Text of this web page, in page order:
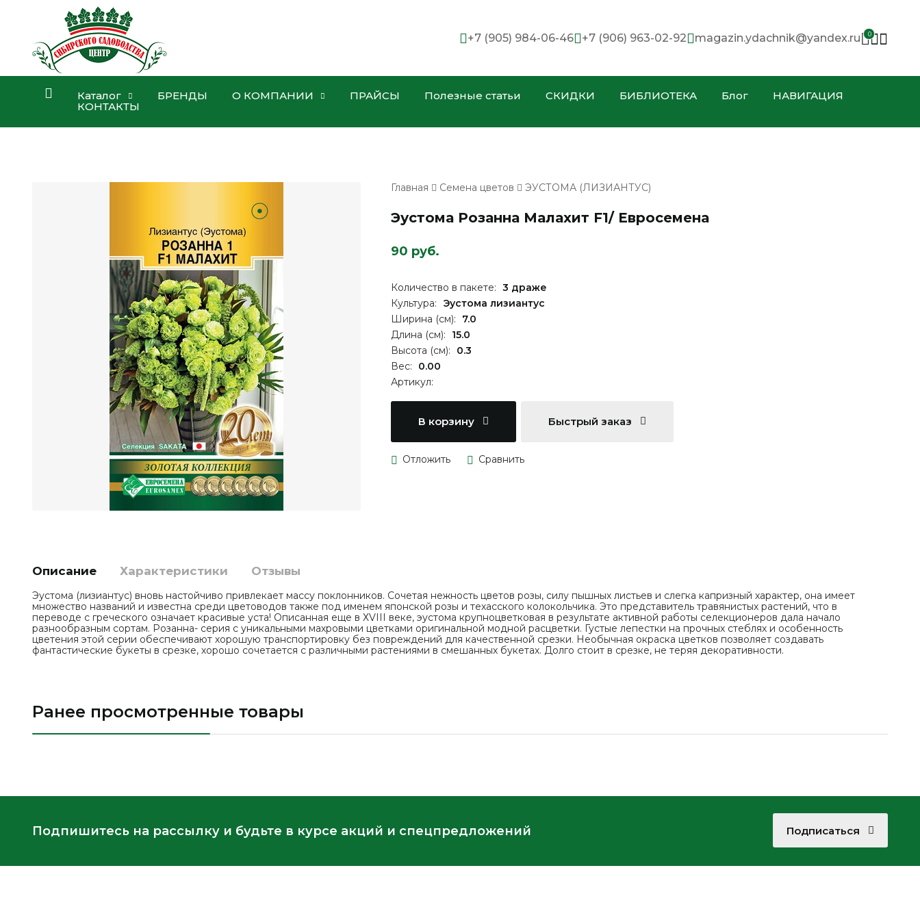
+7 (905) 984-06-46 +7 (906) 963-02-92 magazin.ydachnik@yandex.ru 0
Каталог БРЕНДЫ О КОМПАНИИ ПРАЙСЫ Полезные статьи СКИДКИ БИБЛИОТЕКА Блог
НАВИГАЦИЯ
КОНТАКТЫ
Главная Семена цветов ЭУСТОМА (ЛИЗИАНТУС)
Эустома Розанна Малахит F1/ Евросемена
90 руб.
Количество в пакете: 3 драже
Культура:
Эустома лизиантус
Ширина (см):
7.0
Длина (см):
15.0
Высота (см):
0.3
Вес:
0.00
Артикул:
В корзину Быстрый заказ
Описание Характеристики Отзывы
Эустома (лизиантус) вновь настойчиво привлекает массу поклонников. Сочетая нежность цветов розы, силу пышных листьев и слегка капризный характер, она имеет
множество названий и известна среди цветоводов также под именем японской розы и техасского колокольчика. Это представитель травянистых растений, что в
переводе с греческого означает красивые уста! Описанная еще в ХVIII веке, эустома крупноцветковая в результате активной работы селекционеров дала начало
разнообразным сортам. Розанна- серия с уникальными махровыми цветками оригинальной модной расцветки. Густые лепестки на прочных стеблях и особенность
цветения этой серии обеспечивают хорошую транспортировку без повреждений для качественной срезки. Необычная окраска цветков позволяет создавать
фантастические букеты в срезке, хорошо сочетается с различными растениями в смешанных букетах. Долго стоит в срезке, не теряя декоративности.
Ранее просмотренные товары
Подпишитесь на рассылку и будьте в курсе акций и спецпредложений Подписаться